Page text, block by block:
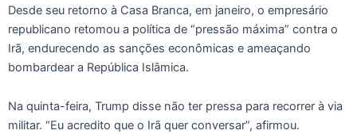
Desde seu retorno à Casa Branca, em janeiro, o empresário
republicano retomou a política de “pressão máxima” contra o
Irã, endurecendo as sanções econômicas e ameaçando
bombardear a República Islâmica.
Na quinta-feira, Trump disse não ter pressa para recorrer à via
militar. “Eu acredito que o Irã quer conversar”, afirmou.